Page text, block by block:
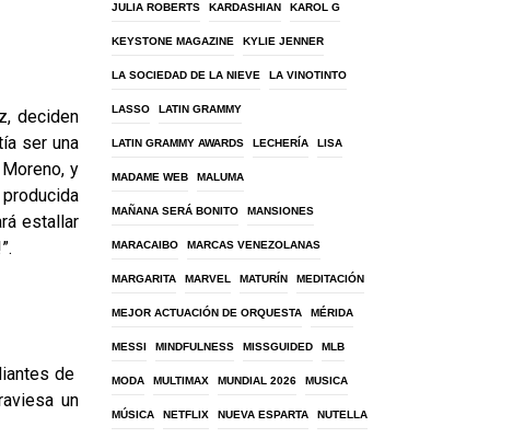
deciden
ser una
y
estallar
de
un
JULIA ROBERTS KARDASHIAN KAROL G
KEYSTONE MAGAZINE KYLIE JENNER
LA SOCIEDAD DE LA NIEVE LA VINOTINTO
LASSO LATIN GRAMMY
LATIN GRAMMY AWARDS LECHERÍA LISA
MADAME WEB MALUMA
MAÑANA SERÁ BONITO MANSIONES
MARACAIBO MARCAS VENEZOLANAS
MARGARITA MARVEL MATURÍN MEDITACIÓN
MEJOR ACTUACIÓN DE ORQUESTA MÉRIDA
MESSI MINDFULNESS MISSGUIDED MLB
MODA MULTIMAX MUNDIAL 2026 MUSICA
MÚSICA NETFLIX NUEVA ESPARTA NUTELLA